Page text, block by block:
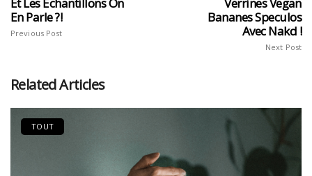
En Parle ?!
Previous Post
Bananes Speculos
Avec Nakd !
Next Post
Related Articles
TOUT